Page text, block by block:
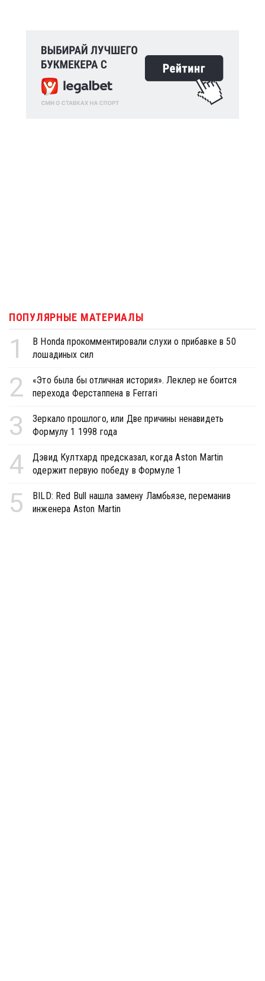
ПОПУЛЯРНЫЕ МАТЕРИАЛЫ
1
В Honda прокомментировали слухи о прибавке в 50
лошадиных сил
2
«Это была бы отличная история». Леклер не боится
перехода Ферстаппена в Ferrari
3
Зеркало прошлого, или Две причины ненавидеть
Формулу 1 1998 года
4
Дэвид Култхард предсказал, когда Aston Martin
одержит первую победу в Формуле 1
5
BILD: Red Bull нашла замену Ламбьязе, переманив
инженера Aston Martin